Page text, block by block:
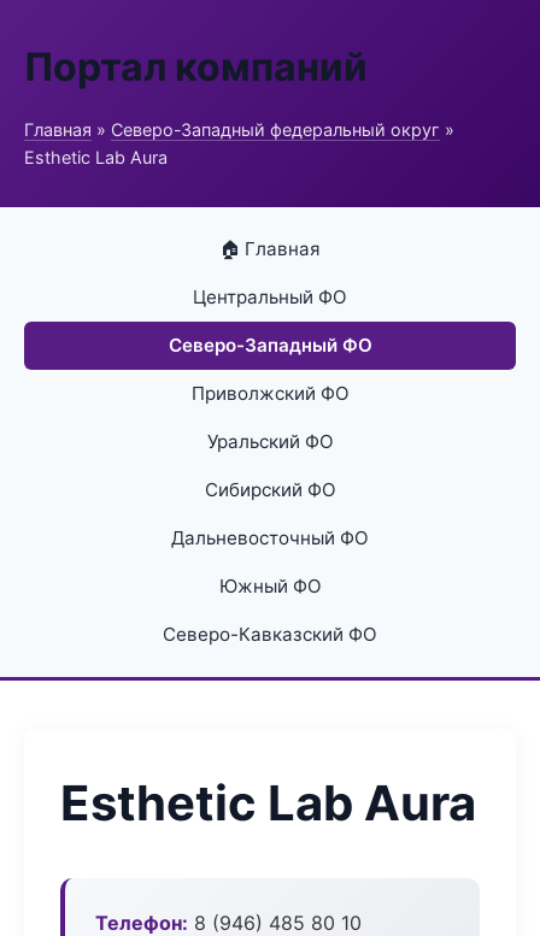
Портал компаний
Главная » Северо-Западный федеральный округ »
Esthetic Lab Aura
🏠 Главная
Центральный ФО
Северо-Западный ФО
Приволжский ФО
Уральский ФО
Сибирский ФО
Дальневосточный ФО
Южный ФО
Северо-Кавказский ФО
Esthetic Lab Aura
Телефон: 8 (946) 485 80 10